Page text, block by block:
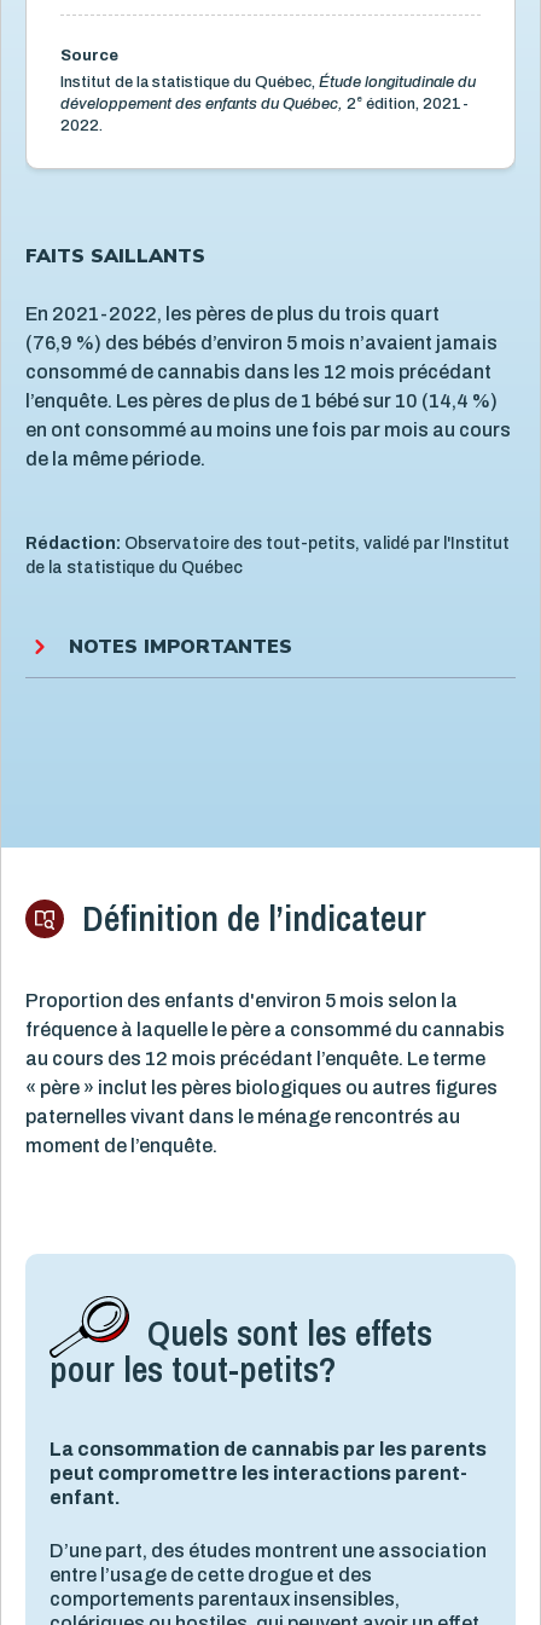
Situation économique
Utilisation des écrans
Source
Institut de la statistique du Québec, Étude longitudinale du
développement des enfants du Québec, 2e édition, 2021-
2022.
FAITS SAILLANTS
En 2021-2022, les pères de plus du trois quart
(76,9 %) des bébés d’environ 5 mois n’avaient jamais
consommé de cannabis dans les 12 mois précédant
l’enquête. Les pères de plus de 1 bébé sur 10 (14,4 %)
en ont consommé au moins une fois par mois au cours
de la même période.
Rédaction: Observatoire des tout-petits, validé par l'Institut
de la statistique du Québec
NOTES IMPORTANTES
Définition de l’indicateur
Proportion des enfants d'environ 5 mois selon la
fréquence à laquelle le père a consommé du cannabis
au cours des 12 mois précédant l’enquête. Le terme
« père » inclut les pères biologiques ou autres figures
paternelles vivant dans le ménage rencontrés au
moment de l’enquête.
Quels sont les effets
pour les tout-petits?
La consommation de cannabis par les parents
peut compromettre les interactions parent-
enfant.
D’une part, des études montrent une association
entre l’usage de cette drogue et des
comportements parentaux insensibles,